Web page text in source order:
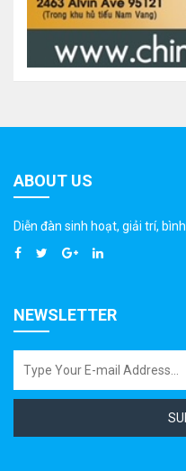
ABOUT US
Diễn đàn sinh hoạt, giải trí,
NEWSLETTER